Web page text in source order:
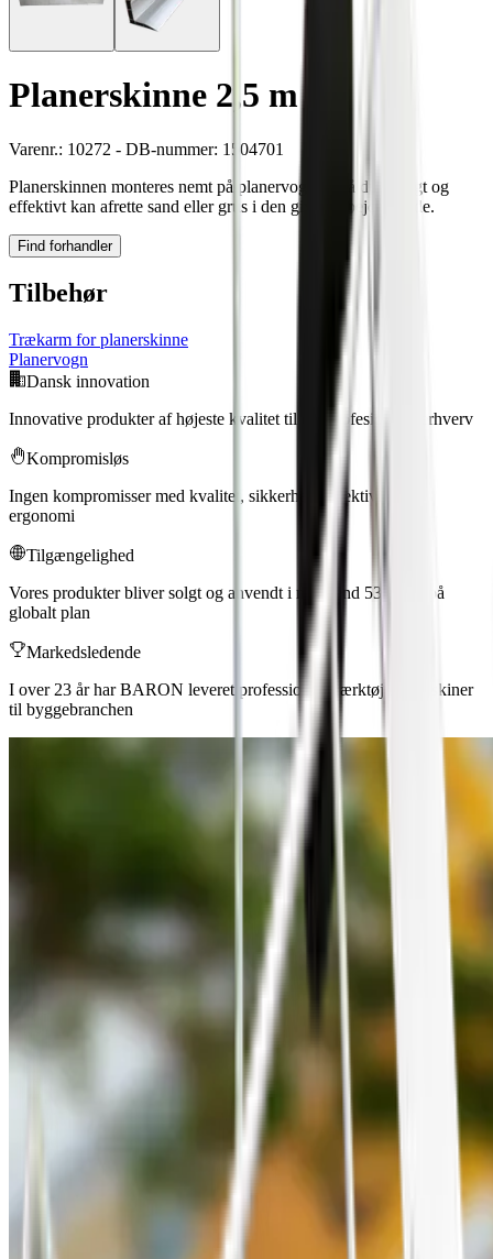
Planerskinne 2,5 m
Varenr.: 10272 - DB-nummer: 1504701
Planerskinnen monteres nemt på planervognen, så du hurtigt og
effektivt kan afrette sand eller grus i den givne arbejdsbredde.
Find forhandler
Tilbehør
Trækarm for planerskinne
Planervogn
Dansk innovation
Innovative produkter af højeste kvalitet til det profesionelle erhverv
Kompromisløs
Ingen kompromisser med kvalitet, sikkerhed, effektivitet og
ergonomi
Tilgængelighed
Vores produkter bliver solgt og anvendt i mere end 53 lande på
globalt plan
Markedsledende
I over 23 år har BARON leveret professionelt værktøj og maskiner
til byggebranchen